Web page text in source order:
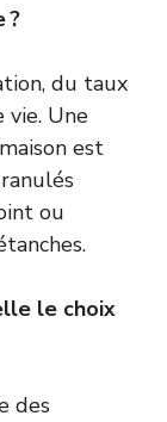
?
du taux
vie. Une
est
ou
le choix
des